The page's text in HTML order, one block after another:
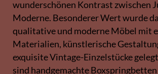
wunderschönen Kontrast zwischen
Moderne. Besonderer Wert wurde
qualitative und moderne Möbel mit
Materialien, künstlerische
exquisite Vintage-Einzelstücke
sind handgemachte